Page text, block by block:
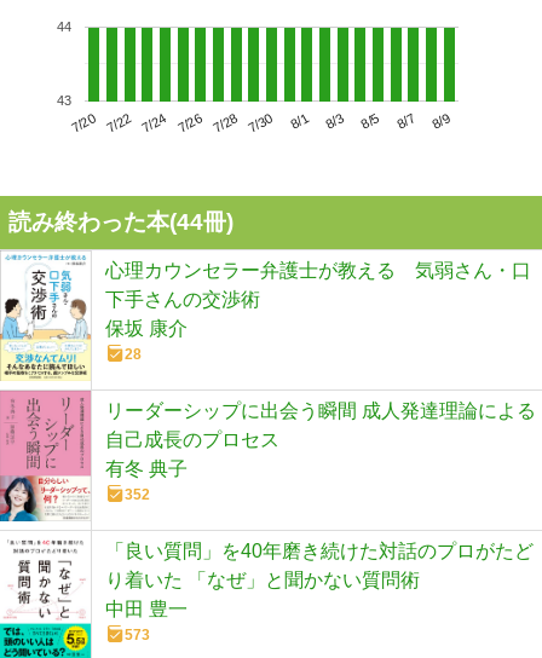
7/20 7/22 7/24 7/26 7/28 7/30 8/1 8/3 8/5 8/7 8/9
43
44
読み終わった本(44冊)
心理カウンセラー弁護士が教える 気弱さん・口
下手さんの交渉術
保坂 康介
28
リーダーシップに出会う瞬間 成人発達理論による
自己成長のプロセス
有冬 典子
352
「良い質問」を40年磨き続けた対話のプロがたど
り着いた 「なぜ」と聞かない質問術
中田 豊一
573